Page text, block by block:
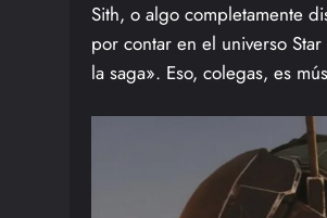
Sith, o algo completamente
por contar en el universo
la saga». Eso, colegas, es